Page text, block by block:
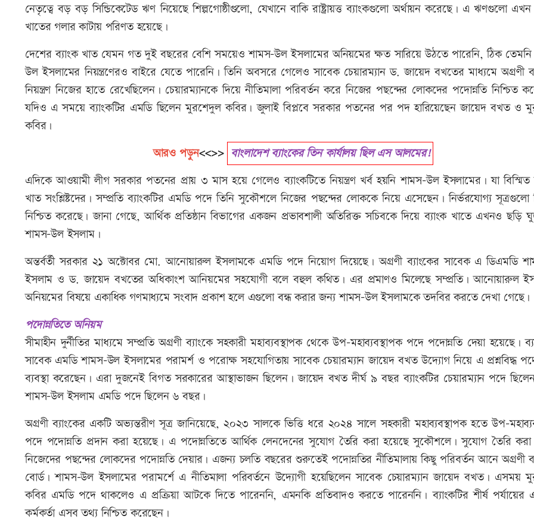
নেতৃত্বে বড় বড় সিন্ডিকেটেড ঋণ নিয়েছে শিল্পগোষ্ঠীগুলো, যেখানে বাকি রাষ্ট্রায়ত্ত ব্যাংকগুলো অর্থায়ন করেছে। এ ঋণগুলো
খাতের গলার কাটায় পরিণত হয়েছে।
দেশের ব্যাংক খাত যেমন গত দুই বছরের বেশি সময়েও শামস-উল ইসলামের অনিয়মের ক্ষত সারিয়ে উঠতে পারেনি, ঠিক
উল ইসলামের নিয়ন্ত্রণেরও বাইরে যেতে পারেনি। তিনি অবসরে গেলেও সাবেক চেয়ারম্যান ড. জায়েদ বখতের মাধ্যমে অগ্রণী
নিয়ন্ত্রণ নিজের হাতে রেখেছিলেন। চেয়ারম্যানকে দিয়ে নীতিমালা পরিবর্তন করে নিজের পছন্দের লোকদের পদোন্নতি নিশ্চিত
যদিও এ সময়ে ব্যাংকটির এমডি ছিলেন মুরশেদুল কবির। জুলাই বিপ্লবে সরকার পতনের পর পদ হারিয়েছেন জায়েদ বখত ও
কবির।
আরও পড়ুন<<>> বাংলাদেশ ব্যাংকের তিন কার্যালয় ছিল এস আলমের!
এদিকে আওয়ামী লীগ সরকার পতনের প্রায় ৩ মাস হয়ে গেলেও ব্যাংকটিতে নিয়ন্ত্রণ খর্ব হয়নি শামস-উল ইসলামের। যা
খাত সংশ্লিষ্টদের। সম্প্রতি ব্যাংকটির এমডি পদে তিনি সুকৌশলে নিজের পছন্দের লোককে নিয়ে এসেছেন। নির্ভরযোগ্য সূত্রগুলো
নিশ্চিত করেছে। জানা গেছে, আর্থিক প্রতিষ্ঠান বিভাগের একজন প্রভাবশালী অতিরিক্ত সচিবকে দিয়ে ব্যাংক খাতে এখনও ছড়ি
শামস-উল ইসলাম।
অন্তর্বর্তী সরকার ২১ অক্টোবর মো. আনোয়ারুল ইসলামকে এমডি পদে নিয়োগ দিয়েছে। অগ্রণী ব্যাংকের সাবেক এ ডিএমডি
ইসলাম ও ড. জায়েদ বখতের অধিকাংশ আনিয়মের সহযোগী বলে বহুল কথিত। এর প্রমাণও মিলেছে সম্প্রতি। আনোয়ারুল
অনিয়মের বিষয়ে একাধিক গণমাধ্যমে সংবাদ প্রকাশ হলে এগুলো বন্ধ করার জন্য শামস-উল ইসলামকে তদবির করতে দেখা গেছে।
পদোন্নতিতে অনিয়ম
সীমাহীন দুর্নীতির মাধ্যমে সম্প্রতি অগ্রণী ব্যাংকে সহকারী মহাব্যবস্থাপক থেকে উপ-মহাব্যবস্থাপক পদে পদোন্নতি দেয়া হয়েছে।
সাবেক এমডি শামস-উল ইসলামের পরামর্শ ও পরোক্ষ সহযোগিতায় সাবেক চেয়ারম্যান জায়েদ বখত উদ্যোগ নিয়ে এ প্রশ্নবিদ্ধ
ব্যবস্থা করেছেন। এরা দুজনেই বিগত সরকারের আস্থাভাজন ছিলেন। জায়েদ বখত দীর্ঘ ৯ বছর ব্যাংকটির চেয়ারম্যান পদে
শামস-উল ইসলাম এমডি পদে ছিলেন ৬ বছর।
অগ্রণী ব্যাংকের একটি অভ্যন্তরীণ সূত্র জানিয়েছে, ২০২৩ সালকে ভিত্তি ধরে ২০২৪ সালে সহকারী মহাব্যবস্থাপক হতে উপ-
পদে পদোন্নতি প্রদান করা হয়েছে। এ পদোন্নতিতে আর্থিক লেনদেনের সুযোগ তৈরি করা হয়েছে সুকৌশলে। সুযোগ তৈরি করা
নিজেদের পছন্দের লোকদের পদোন্নতি দেয়ার। এজন্য চলতি বছরের শুরুতেই পদোন্নতির নীতিমালায় কিছু পরিবর্তন আনে অগ্রণী
বোর্ড। শামস-উল ইসলামের পরামর্শে এ নীতিমালা পরিবর্তনে উদ্যোগী হয়েছিলেন সাবেক চেয়ারম্যান জায়েদ বখত। এসময়
কবির এমডি পদে থাকলেও এ প্রক্রিয়া আটকে দিতে পারেননি, এমনকি প্রতিবাদও করতে পারেননি। ব্যাংকটির শীর্ষ পর্যায়ের
কর্মকর্তা এসব তথ্য নিশ্চিত করেছেন।